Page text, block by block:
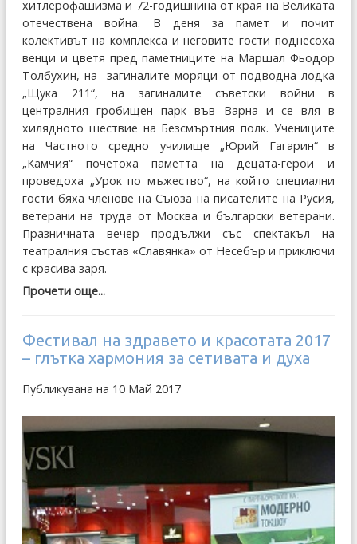
хитлерофашизма и 72-годишнина от края на Великата
отечествена война. В деня за памет и почит
колективът на комплекса и неговите гости поднесоха
венци и цветя пред паметниците на Маршал Фьодор
Толбухин, на загиналите моряци от подводна лодка
„Щука 211“, на загиналите съветски войни в
централния гробищен парк във Варна и се вля в
хилядното шествие на Безсмъртния полк. Учениците
на Частното средно училище „Юрий Гагарин“ в
„Камчия“ почетоха паметта на децата-герои и
проведоха „Урок по мъжество“, на който специални
гости бяха членове на Съюза на писателите на Русия,
ветерани на труда от Москва и български ветерани.
Празничната вечер продължи със спектакъл на
театралния състав «Славянка» от Несебър и приключи
с красива заря.
Прочети още...
Фестивал на здравето и красотата 2017
– глътка хармония за сетивата и духа
Публикувана на 10 Май 2017